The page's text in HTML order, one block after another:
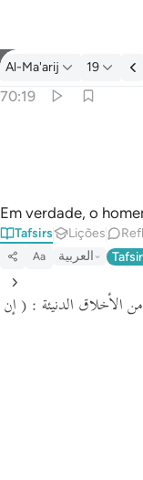
Tafsir: Al-Ma'arij 70:19
Al-Ma'arij 19
70:19
Em verdade, o
Tafsirs Lições
Aa العربية
الأخلاق الدنيئة : ( إن